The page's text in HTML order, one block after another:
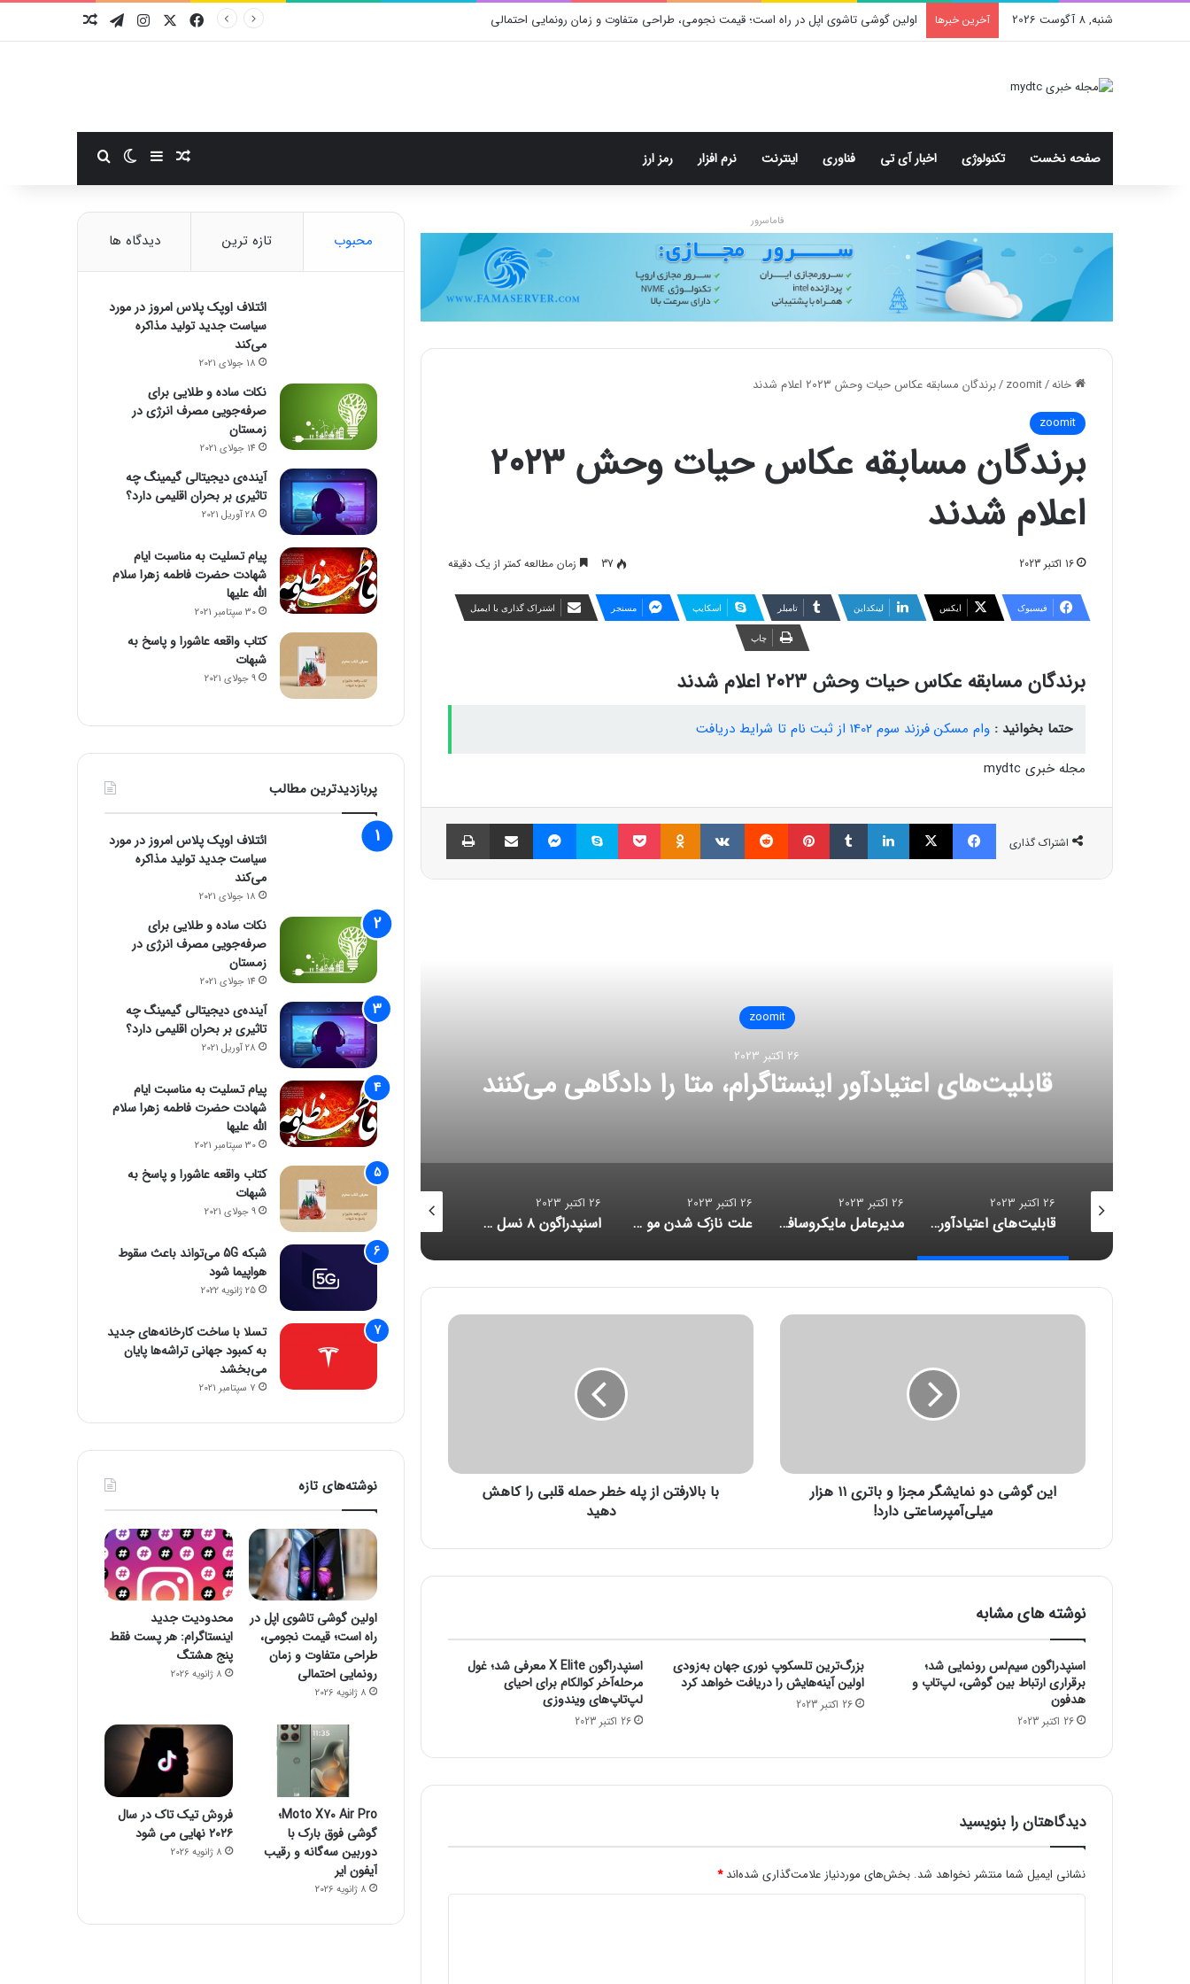
شنبه, 8 آگوست 2026 آخرین خبرها اولین گوشی تاشوی اپل در راه است؛ قیمت نجومی، طراحی متفاوت و زمان رونمایی احتمالی فیسبوکایکس اینستاگرام
تلگرام
صفحه نخست تکنولوژی اخبار آی تی فناوری اینترنت نرم افزار رمز ارز نوشته تصادفی
سایدبارتغییر پوسته
فاماسرور
خانه/
zoomit
/برندگان مسابقه عکاس حیات وحش ۲۰۲۳ اعلام شدند
zoomit
برندگان مسابقه عکاس حیات وحش ۲۰۲۳
اعلام شدند
16 اکتبر 2023 37 زمان مطالعه کمتر از یک دقیقه
فیسبوک ایکس لینکداین تامبلر اسکایپ مسنجر اشتراک گذاری با ایمیل
چاپ
برندگان مسابقه عکاس حیات وحش ۲۰۲۳ اعلام شدند
حتما بخوانید : وام مسکن فرزند سوم 1402 از ثبت نام تا شرایط دریافت
مجله خبری mydtc
اشتراک گذاری
فیسبوک ایکس لینکداین تامبلر پینتریست Reddit
VKontakte
Odnoklassniki پاکت اسکایپ مسنجر اشتراک گذاری با ایمیل
zoomit
26 اکتبر 2023
قابلیت‌های اعتیادآور اینستاگرام، متا را دادگاهی می‌کنند مدیرعامل مایکروسافت: خروج از
استراتژیک»
26 اکتبر 2023
قابلیت‌های اعتیادآور اینستاگرام، متا را دادگاهی می‌کنند
26 اکتبر 2023
مدیرعامل مایکروسافت: خروج از بازار موبایل «اشتباهی استراتژیک» بود
26 اکتبر 2023
علت نازک‌ شدن مو چیست و چگونه می‌توان آن را متوقف کرد؟
26 اکتبر 2023
اسنپدراگون ۸ نسل ۳ با تمرکز بر هوش مصنوعی رونمایی شد؛ زنگ خطر برای آیفون
ا
و
ی
م
ج
ز
ا
و
ب
ی
۱
ه
ا
ر
این گوشی دو نمایشگر مجزا و باتری ۱۱ هزار
میلی‌آمپرساعتی دارد!
ب
ت
پ
ر
م
ی
ک
ه
ش
با بالارفتن از پله خطر حمله قلبی را کاهش
دهید
نوشته های مشابه
اسنپدراگون سیم‌لس رونمایی شد؛
برقراری ارتباط بین گوشی، لپ‌تاپ و
هدفون
26 اکتبر 2023
بزرگ‌ترین تلسکوپ نوری جهان به‌زودی
اولین آینه‌هایش را دریافت خواهد کرد
26 اکتبر 2023
اسنپدراگون X Elite معرفی شد؛ غول
مرحله‌آخر کوالکام برای احیای
لپ‌تاپ‌های ویندوزی
26 اکتبر 2023
دیدگاهتان را بنویسید
نشانی ایمیل شما منتشر نخواهد شد. بخش‌های موردنیاز علامت‌گذاری شده‌اند*
محبوب تازه ترین دیدگاه ها
ائتلاف اوپک پلاس امروز در مورد
سیاست جدید تولید مذاکره
می‌کند
18 جولای 2021
نکات ساده و طلایی برای
صرفه‌جویی مصرف انرژی در
زمستان
14 جولای 2021
آینده‌ی دیجیتالی گیمینگ چه
تاثیری بر بحران اقلیمی دارد؟
28 آوریل 2021
پیام تسلیت به مناسبت ایام
شهادت حضرت فاطمه زهرا سلام
الله علیها
30 سپتامبر 2021
کتاب واقعه عاشورا و پاسخ به
شبهات
9 جولای 2021
پربازدیدترین مطالب
ائتلاف اوپک پلاس امروز در مورد
سیاست جدید تولید مذاکره
می‌کند
18 جولای 2021
نکات ساده و طلایی برای
صرفه‌جویی مصرف انرژی در
زمستان
14 جولای 2021
آینده‌ی دیجیتالی گیمینگ چه
تاثیری بر بحران اقلیمی دارد؟
28 آوریل 2021
پیام تسلیت به مناسبت ایام
شهادت حضرت فاطمه زهرا سلام
الله علیها
30 سپتامبر 2021
کتاب واقعه عاشورا و پاسخ به
شبهات
9 جولای 2021
شبکه 5G می‌تواند باعث سقوط
هواپیما شود
25 ژانویه 2022
تسلا با ساخت کارخانه‌های جدید
به کمبود جهانی تراشه‌ها پایان
می‌بخشد
7 سپتامبر 2021
نوشته‌های تازه
اولین گوشی تاشوی اپل در
راه است؛ قیمت نجومی،
طراحی متفاوت و زمان
رونمایی احتمالی
8 ژانویه 2026
محدودیت جدید
اینستاگرام: هر پست فقط
پنج هشتگ
8 ژانویه 2026
Moto X70 Air Pro؛
گوشی فوق بارک با
دوربین سه‌گانه و رقیب
آیفون ایر
8 ژانویه 2026
فروش تیک تاک در سال
۲۰۲۶ نهایی می شود
8 ژانویه 2026